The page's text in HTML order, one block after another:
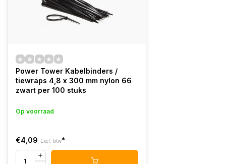
Power Tower Kabelbinders /
tiewraps 4,8 x 300 mm nylon 66
zwart per 100 stuks
Op voorraad
€4,09 Excl. btw*